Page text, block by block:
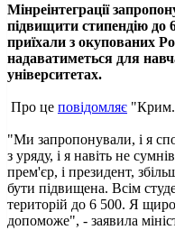
Мінреінтеграції
підвищити стипендію до
приїхали з окупованих
надаватиметься для
університетах.
Про це повідомляє
"Ми запропонували, і я
з уряду, і я навіть не
прем'єр, і президент,
бути підвищена. Всім
територій до 6 500. Я
допоможе", - заявила